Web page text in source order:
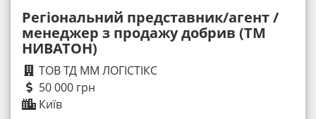
Регіональний представник/агент /
менеджер з продажу добрив (ТМ
НИВАТОН)
ТОВ ТД ММ ЛОГІСТІКС
50 000 грн
Київ